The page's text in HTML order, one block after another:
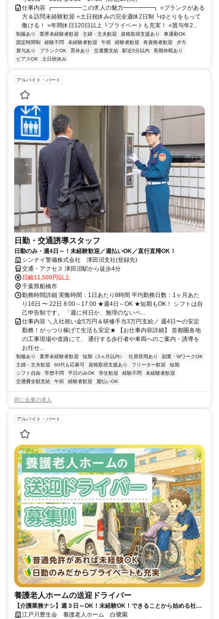
仕事内容 ┏━━━━━この求人の魅力━━━━━┓ ⭐ブランクがある
方＆訪問未経験歓迎 ⭐土日祝休みの完全週休2日制 └ゆとりをもって
働ける！ ⭐年間休日120日以上 └プライベートも充実！ ⭐賞与年2...
制服あり 業界未経験者歓迎 主婦・主夫歓迎 資格取得支援あり
車通勤OK
固定時間制
経験不問 未経験者歓迎 午前 経験者歓迎 有資格者歓迎
夕方
賞与あり
ブランクOK 育休あり 交通費支給 駅近5分以内
長期休暇あり
ピアスOK
土日祝休み
アルバイト・パート
日勤・交通誘導スタッフ
日勤のみ・週4日～！未経験歓迎／週払いOK／直行直帰OK！
シンテイ警備株式会社 津田沼支社(登録先)
交通・アクセス 津田沼駅から徒歩4分
日給11,500円以上
千葉県船橋市
勤務時間詳細 実働時間：1日あたり8時間 平均勤務日数：1ヶ月あた
り16日 〜 22日 8:00～17:00 ★週4日～OK ★短期もOK！ シフトは自
己申告制です。 「週に何日か、無理のないペ...
仕事内容 ＼入社祝い金5万円＆研修手当3万円支給／ 週4日〜の安定
勤務！がっつり稼げて生活も安定★ 【お仕事内容詳細】 首都圏各地
の工事現場や道路にて、 通行する歩行者や車両へのご案内・誘導を
お任せ...
制服あり 業界未経験者歓迎 短期（3ヵ月以内） 社員登用あり
副業・WワークOK
主婦・主夫歓迎
60代も応募可 資格取得支援あり フリーター歓迎
短期
シフト自由
学歴不問 平日のみOK 学生歓迎 経験不問
未経験者歓迎
交通費全額支給
午前 経験者歓迎 週払いOK
同じ企業の求人
アルバイト・パート
養護老人ホームの送迎ドライバー
【介護業務ナシ】週３日～OK！未経験OK！できることから始める社会
貢献ができます
江戸川豊生会 養護老人ホーム 白鷺園